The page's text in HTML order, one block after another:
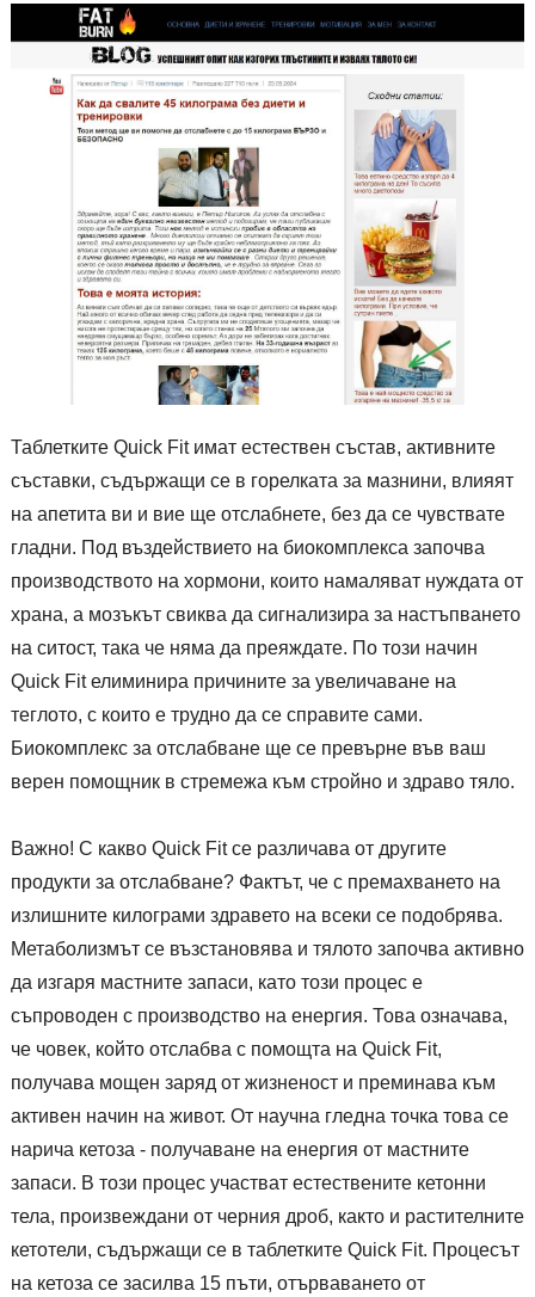
Таблетките Quick Fit имат естествен състав, активните
съставки, съдържащи се в горелката за мазнини, влияят
на апетита ви и вие ще отслабнете, без да се чувствате
гладни. Под въздействието на биокомплекса започва
производството на хормони, които намаляват нуждата от
храна, а мозъкът свиква да сигнализира за настъпването
на ситост, така че няма да преяждате. По този начин
Quick Fit елиминира причините за увеличаване на
теглото, с които е трудно да се справите сами.
Биокомплекс за отслабване ще се превърне във ваш
верен помощник в стремежа към стройно и здраво тяло.
Важно! С какво Quick Fit се различава от другите
продукти за отслабване? Фактът, че с премахването на
излишните килограми здравето на всеки се подобрява.
Метаболизмът се възстановява и тялото започва активно
да изгаря мастните запаси, като този процес е
съпроводен с производство на енергия. Това означава,
че човек, който отслабва с помощта на Quick Fit,
получава мощен заряд от жизненост и преминава към
активен начин на живот. От научна гледна точка това се
нарича кетоза - получаване на енергия от мастните
запаси. В този процес участват естествените кетонни
тела, произвеждани от черния дроб, както и растителните
кетотели, съдържащи се в таблетките Quick Fit. Процесът
на кетоза се засилва 15 пъти, отърваването от